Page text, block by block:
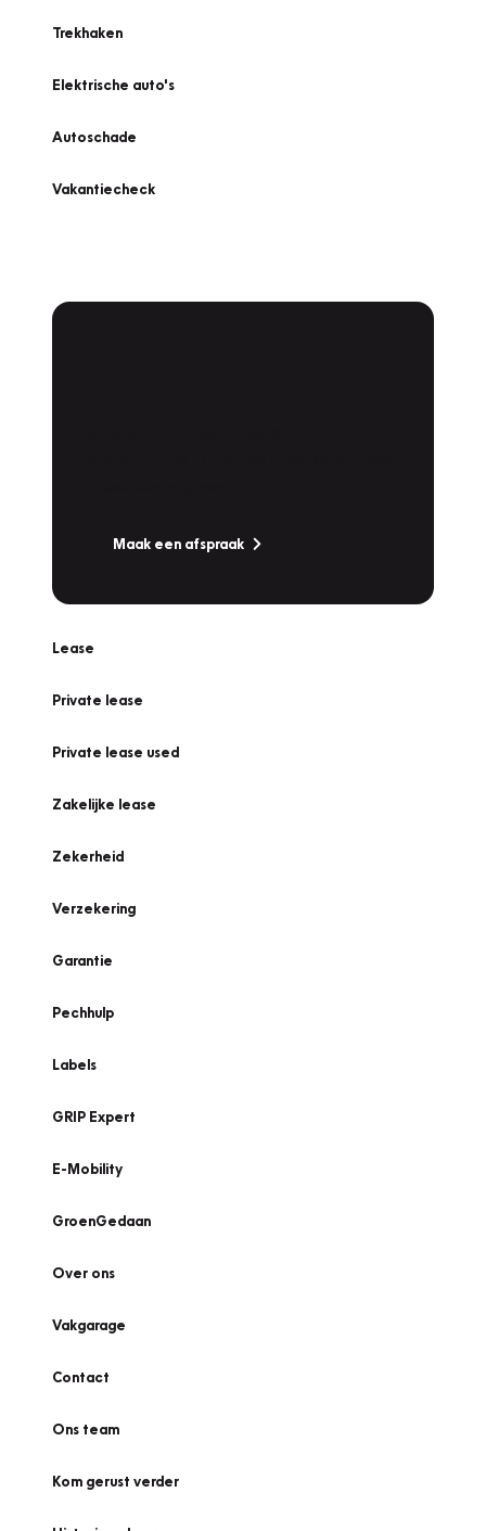
Trekhaken
Elektrische auto's
Autoschade
Vakantiecheck
Maak een afspraak
Lease
Private lease
Private lease used
Zakelijke lease
Zekerheid
Verzekering
Garantie
Pechhulp
Labels
GRIP Expert
E-Mobility
GroenGedaan
Over ons
Vakgarage
Contact
Ons team
Kom gerust verder